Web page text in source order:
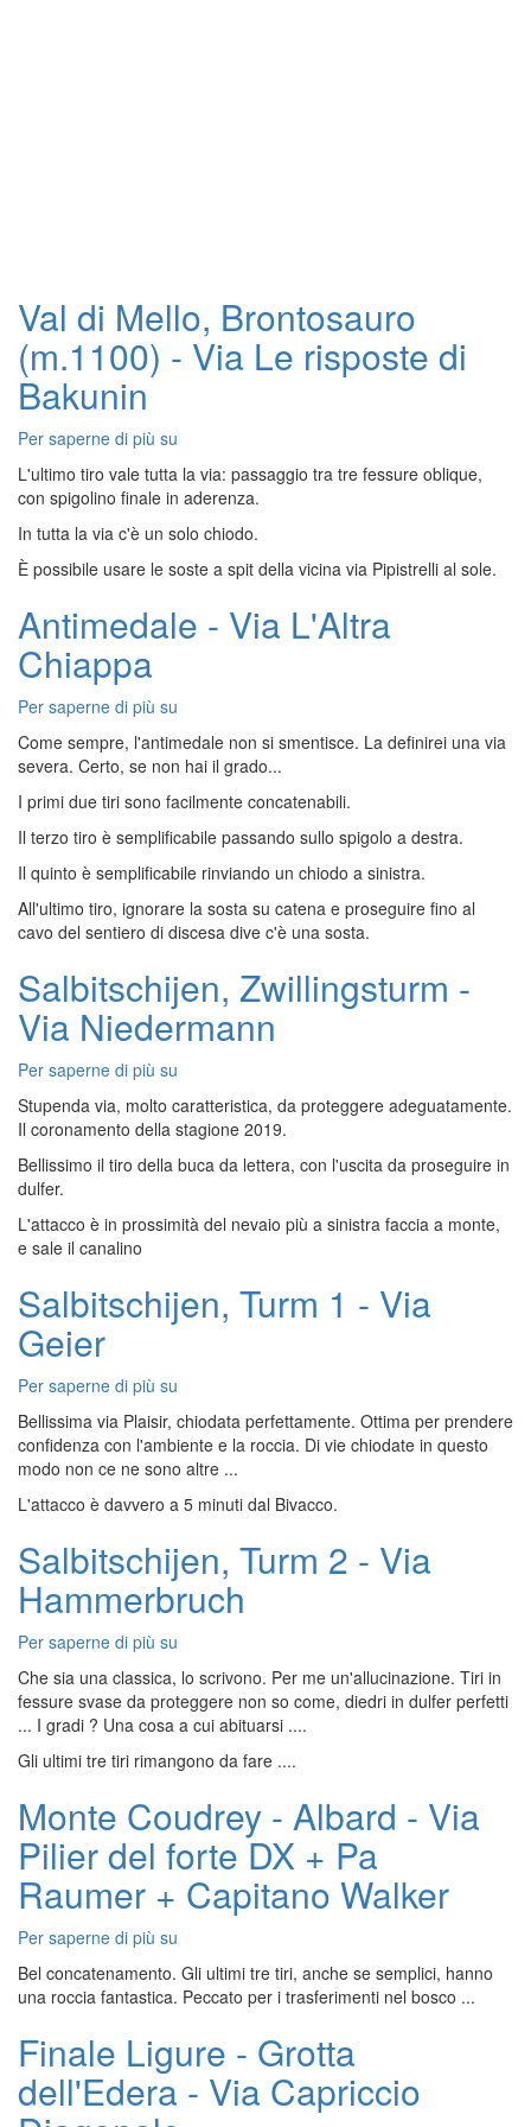
Val di Mello, Brontosauro
(m.1100) - Via Le risposte di
Bakunin
Per saperne di più su
di
Mello,
Brontosauro
(m.1100)
Via
risposte
L'ultimo tiro vale tutta la via: passaggio tra tre fessure oblique,
con spigolino finale in aderenza.
In tutta la via c'è un solo chiodo.
È possibile usare le soste a spit della vicina via Pipistrelli al sole.
Antimedale - Via L'Altra
Chiappa
Per saperne di più su
Via
L'Altra
Chiappa
Come sempre, l'antimedale non si smentisce. La definirei una via
severa. Certo, se non hai il grado...
I primi due tiri sono facilmente concatenabili.
Il terzo tiro è semplificabile passando sullo spigolo a destra.
Il quinto è semplificabile rinviando un chiodo a sinistra.
All'ultimo tiro, ignorare la sosta su catena e proseguire fino al
cavo del sentiero di discesa dive c'è una sosta.
Salbitschijen, Zwillingsturm -
Via Niedermann
Per saperne di più su
-
Via
Niedermann
Stupenda via, molto caratteristica, da proteggere adeguatamente.
Il coronamento della stagione 2019.
Bellissimo il tiro della buca da lettera, con l'uscita da proseguire in
dulfer.
L'attacco è in prossimità del nevaio più a sinistra faccia a monte,
e sale il canalino
Salbitschijen, Turm 1 - Via
Geier
Per saperne di più su
Turm
1
-
Via
Geier
Bellissima via Plaisir, chiodata perfettamente. Ottima per prendere
confidenza con l'ambiente e la roccia. Di vie chiodate in questo
modo non ce ne sono altre ...
L'attacco è davvero a 5 minuti dal Bivacco.
Salbitschijen, Turm 2 - Via
Hammerbruch
Per saperne di più su
Turm
2
-
Via
Hammerbruch
Che sia una classica, lo scrivono. Per me un'allucinazione. Tiri in
fessure svase da proteggere non so come, diedri in dulfer perfetti
... I gradi ? Una cosa a cui abituarsi ....
Gli ultimi tre tiri rimangono da fare ....
Monte Coudrey - Albard - Via
Pilier del forte DX + Pa
Raumer + Capitano Walker
Per saperne di più su
Coudrey
-
Albard
Via
Pilier
del
Bel concatenamento. Gli ultimi tre tiri, anche se semplici, hanno
una roccia fantastica. Peccato per i trasferimenti nel bosco ...
Finale Ligure - Grotta
dell'Edera - Via Capriccio